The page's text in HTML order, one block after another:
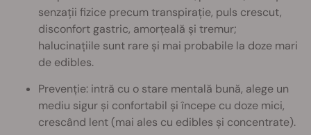
senzații fizice precum transpirație, puls crescut,
disconfort gastric, amorțeală și tremur;
halucinațiile sunt rare și mai probabile la doze mari
de edibles.
Prevenție: intră cu o stare mentală bună, alege un
mediu sigur și confortabil și începe cu doze mici,
crescând lent (mai ales cu edibles și concentrate).